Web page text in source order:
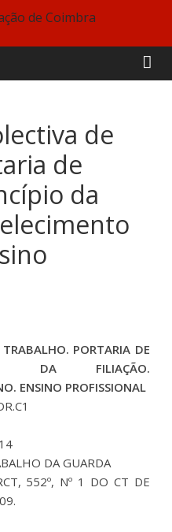
de
de
da
PORTARIA DE
DA FILIAÇÃO.
ENSINO PROFISSIONAL
DA GUARDA
552º, Nº 1 DO CT DE